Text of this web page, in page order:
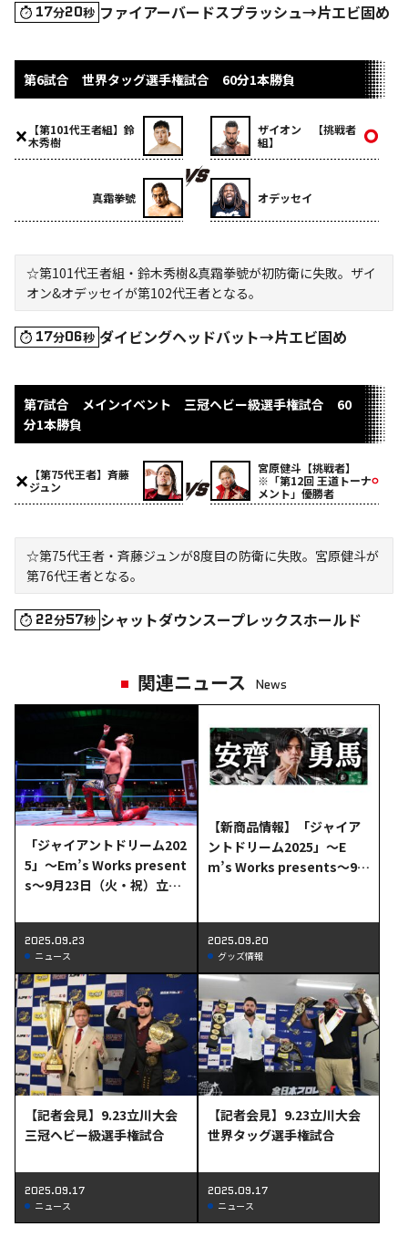
17分20秒 ファイアーバードスプラッシュ→片エビ固め
第6試合 世界タッグ選手権試合 60分1本勝負
【第101代王者組】鈴
木秀樹
真霜拳號
ザイオン 【挑戦者
組】
オデッセイ
☆第101代王者組・鈴木秀樹&真霜拳號が初防衛に失敗。ザイ
オン&オデッセイが第102代王者となる。
17分06秒 ダイビングヘッドバット→片エビ固め
第7試合 メインイベント 三冠ヘビー級選手権試合 60
分1本勝負
【第75代王者】斉藤
ジュン
宮原健斗【挑戦者】
※「第12回 王道トーナ
メント」優勝者
☆第75代王者・斉藤ジュンが8度目の防衛に失敗。宮原健斗が
第76代王者となる。
22分57秒 シャットダウンスープレックスホールド
関連ニュース News
「ジャイアントドリーム202
5」～Em’s Works present
s～9月23日（火・祝）立川
2025.09.23
ニュース
【新商品情報】「ジャイア
ントドリーム2025」～E
m’s Works presents～9月
2025.09.20
グッズ情報
【記者会見】9.23立川大会
三冠ヘビー級選手権試合
2025.09.17
ニュース
【記者会見】9.23立川大会
世界タッグ選手権試合
2025.09.17
ニュース